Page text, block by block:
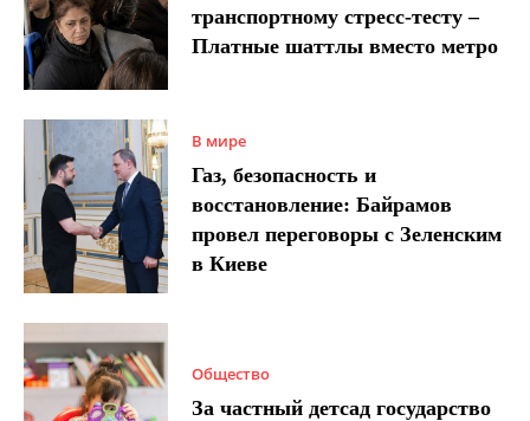
транспортному стресс-тесту –
Платные шаттлы вместо метро
В мире
Газ, безопасность и
восстановление: Байрамов
провел переговоры с Зеленским
в Киеве
Общество
За частный детсад государство